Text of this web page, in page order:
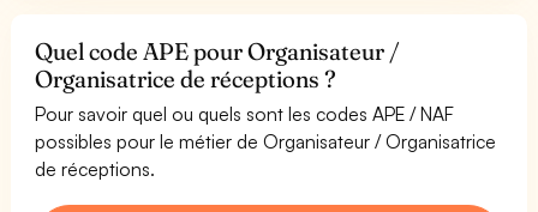
Quel code APE pour Organisateur /
Organisatrice de réceptions ?
Pour savoir quel ou quels sont les codes APE / NAF
possibles pour le métier de Organisateur / Organisatrice
de réceptions.